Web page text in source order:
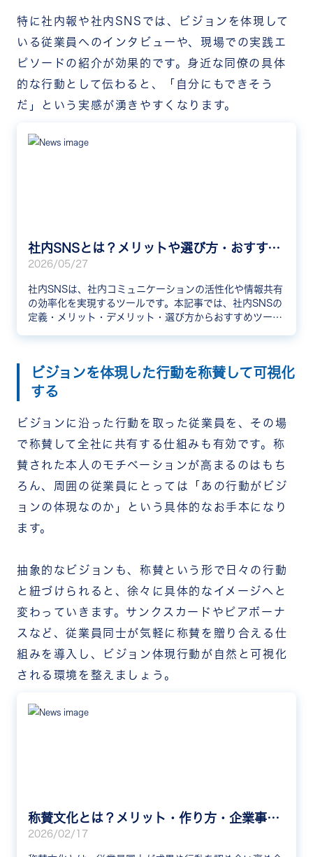
特に社内報や社内SNSでは、ビジョンを体現して
いる従業員へのインタビューや、現場での実践エ
ピソードの紹介が効果的です。身近な同僚の具体
的な行動として伝わると、「自分にもできそう
だ」という実感が湧きやすくなります。
社内SNSとは？メリットや選び方・おすすめ10選と事例を解説
2026/05/27
社内SNSは、社内コミュニケーションの活性化や情報共有
の効率化を実現するツールです。本記事では、社内SNSの
定義・メリット・デメリット・選び方からおすすめツール
ビジョンを体現した行動を称賛して可視化
する
ビジョンに沿った行動を取った従業員を、その場
で称賛して全社に共有する仕組みも有効です。称
賛された本人のモチベーションが高まるのはもち
ろん、周囲の従業員にとっては「あの行動がビジ
ョンの体現なのか」という具体的なお手本になり
ます。
抽象的なビジョンも、称賛という形で日々の行動
と紐づけられると、徐々に具体的なイメージへと
変わっていきます。サンクスカードやピアボーナ
スなど、従業員同士が気軽に称賛を贈り合える仕
組みを導入し、ビジョン体現行動が自然と可視化
される環境を整えましょう。
称賛文化とは？メリット・作り方・企業事例をわかりやすく解説
2026/02/17